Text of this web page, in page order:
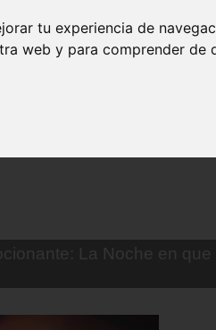
tu experiencia de
web y para comprender de
La Noche en